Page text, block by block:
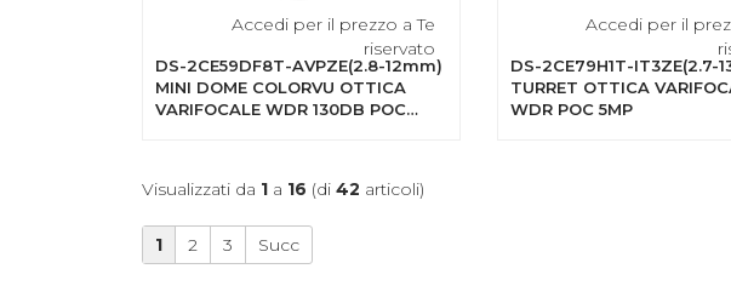
Accedi per il prezzo a Te
riservato
DS-2CE59DF8T-AVPZE(2.8-12mm)
MINI DOME COLORVU OTTICA
VARIFOCALE WDR 130DB POC
Accedi per il
DS-2CE79H1T-IT3ZE(2.7-
TURRET OTTICA
WDR POC 5MP
Visualizzati da 1 a 16 (di 42 articoli)
1 2 3 Succ